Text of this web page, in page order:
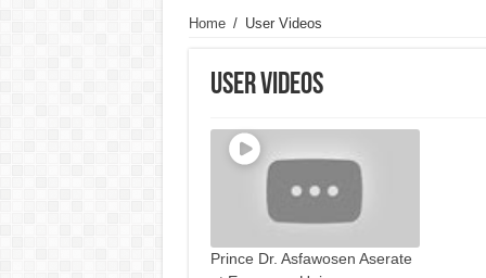
Home / User Videos
User Videos
Prince Dr. Asfawosen Aserate